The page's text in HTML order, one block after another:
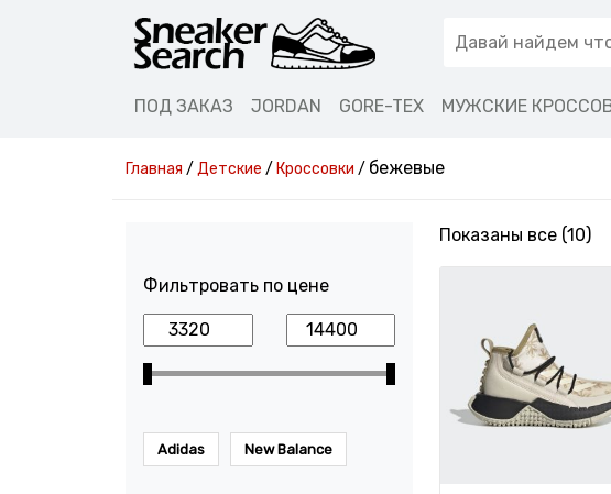
ПОД ЗАКАЗ JORDAN GORE-TEX МУЖСКИЕ
Главная / Детские / Кроссовки / бежевые
Показаны все (10)
Фильтровать по цене
Adidas New Balance